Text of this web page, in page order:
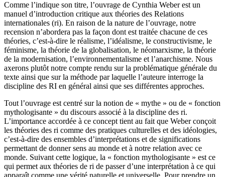
Comme l’indique son titre, l’ouvrage de Cynthia Weber est un
manuel d’introduction critique aux théories des Relations
internationales (ri). En raison de la nature de l’ouvrage, notre
recension n’abordera pas la façon dont est traitée chacune de ces
théories, c’est-à-dire le réalisme, l’idéalisme, le constructivisme, le
féminisme, la théorie de la globalisation, le néomarxisme, la théorie
de la modernisation, l’environnementalisme et l’anarchisme. Nous
axerons plutôt notre compte rendu sur la problématique générale du
texte ainsi que sur la méthode par laquelle l’auteure interroge la
discipline des RI en général ainsi que ses différentes approches.
Tout l’ouvrage est centré sur la notion de « mythe » ou de « fonction
mythologisante » du discours associé à la discipline des ri.
L’importance accordée à ce concept tient au fait que Weber conçoit
les théories des ri comme des pratiques culturelles et des idéologies,
c’est-à-dire des ensembles d’interprétations et de significations
permettant de donner sens au monde et à notre relation avec ce
monde. Suivant cette logique, la « fonction mythologisante » est ce
qui permet aux théories de ri de passer d’une interprétation à ce qui